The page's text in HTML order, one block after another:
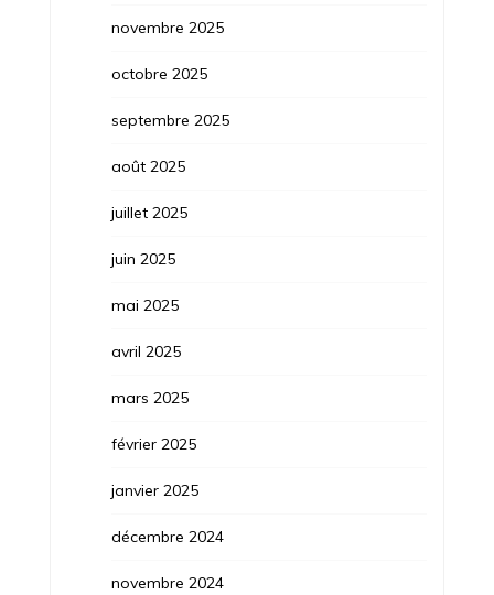
novembre 2025
octobre 2025
septembre 2025
août 2025
juillet 2025
juin 2025
mai 2025
avril 2025
mars 2025
février 2025
janvier 2025
décembre 2024
novembre 2024